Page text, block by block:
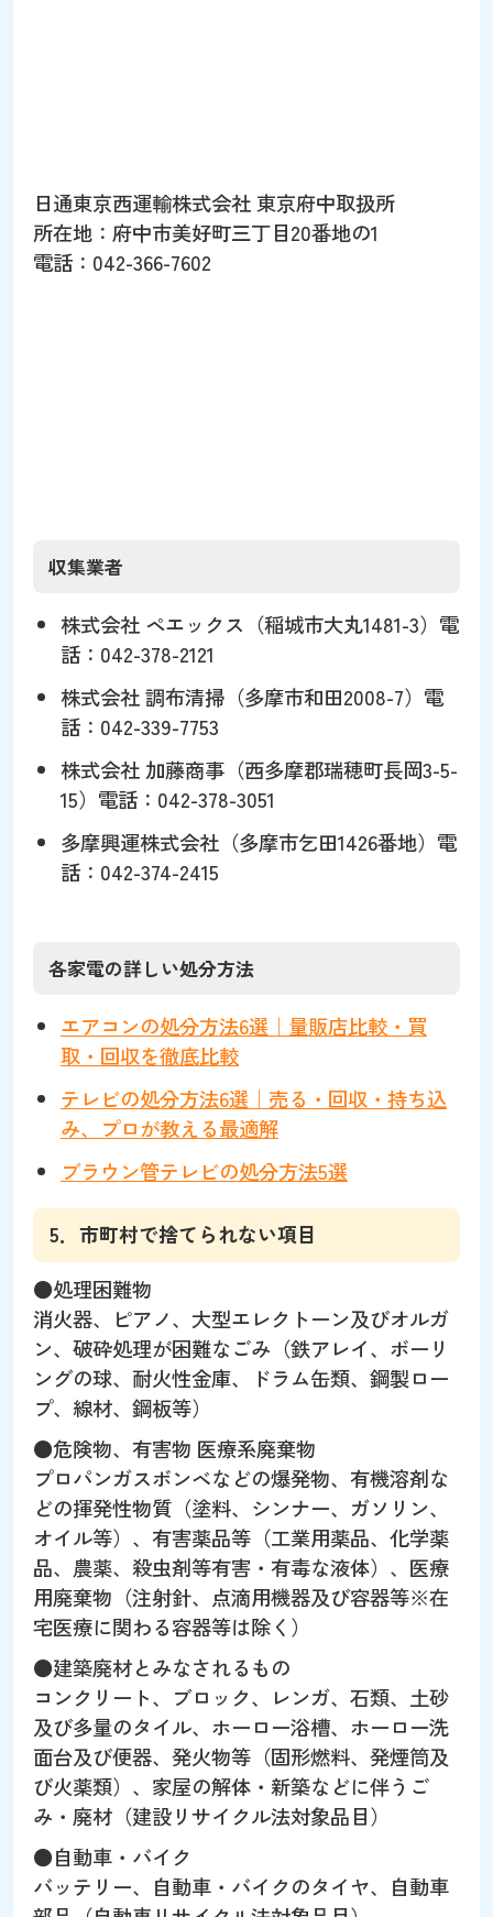
日通東京西運輸株式会社 東京府中取扱所
所在地：府中市美好町三丁目20番地の1
電話：042-366-7602
収集業者
株式会社 ペエックス（稲城市大丸1481-3）電
話：042-378-2121
株式会社 調布清掃（多摩市和田2008-7）電
話：042-339-7753
株式会社 加藤商事（西多摩郡瑞穂町長岡3-5-
15）電話：042-378-3051
多摩興運株式会社（多摩市乞田1426番地）電
話：042-374-2415
各家電の詳しい処分方法
エアコンの処分方法6選｜量販店比較・買
取・回収を徹底比較
テレビの処分方法6選｜売る・回収・持ち込
み、プロが教える最適解
ブラウン管テレビの処分方法5選
5．市町村で捨てられない項目
●処理困難物
消火器、ピアノ、大型エレクトーン及びオルガ
ン、破砕処理が困難なごみ（鉄アレイ、ボーリ
ングの球、耐火性金庫、ドラム缶類、鋼製ロー
プ、線材、鋼板等）
●危険物、有害物 医療系廃棄物
プロパンガスボンベなどの爆発物、有機溶剤な
どの揮発性物質（塗料、シンナー、ガソリン、
オイル等）、有害薬品等（工業用薬品、化学薬
品、農薬、殺虫剤等有害・有毒な液体）、医療
用廃棄物（注射針、点滴用機器及び容器等※在
宅医療に関わる容器等は除く）
●建築廃材とみなされるもの
コンクリート、ブロック、レンガ、石類、土砂
及び多量のタイル、ホーロー浴槽、ホーロー洗
面台及び便器、発火物等（固形燃料、発煙筒及
び火薬類）、家屋の解体・新築などに伴うご
み・廃材（建設リサイクル法対象品目）
●自動車・バイク
バッテリー、自動車・バイクのタイヤ、自動車